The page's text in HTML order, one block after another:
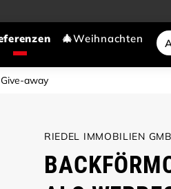
🎄Weihnachten
away
RIEDEL IMMOBILIEN